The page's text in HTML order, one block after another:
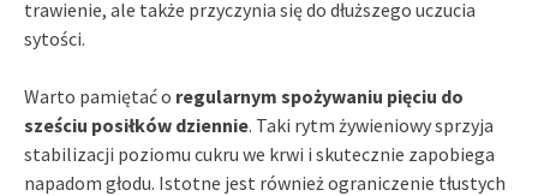
trawienie, ale także przyczynia się do dłuższego uczucia
sytości.
Warto pamiętać o regularnym spożywaniu pięciu do
sześciu posiłków dziennie. Taki rytm żywieniowy sprzyja
stabilizacji poziomu cukru we krwi i skutecznie zapobiega
napadom głodu. Istotne jest również ograniczenie tłustych